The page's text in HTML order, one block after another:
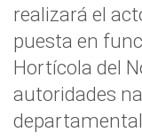
realizará el
puesta en
Hortícola del
autoridades